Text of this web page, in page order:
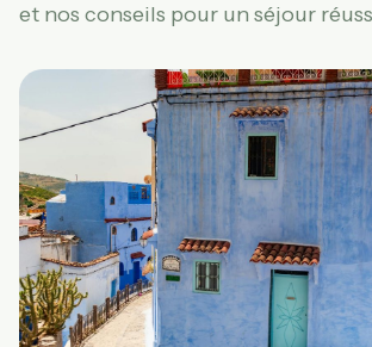
et nos conseils pour un séjour